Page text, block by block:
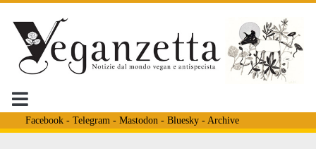
Facebook- Telegram - Mastodon - Bluesky- Archive